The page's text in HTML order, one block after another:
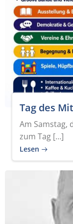
Tag des
Am Samstag,
zum Tag […]
Lesen